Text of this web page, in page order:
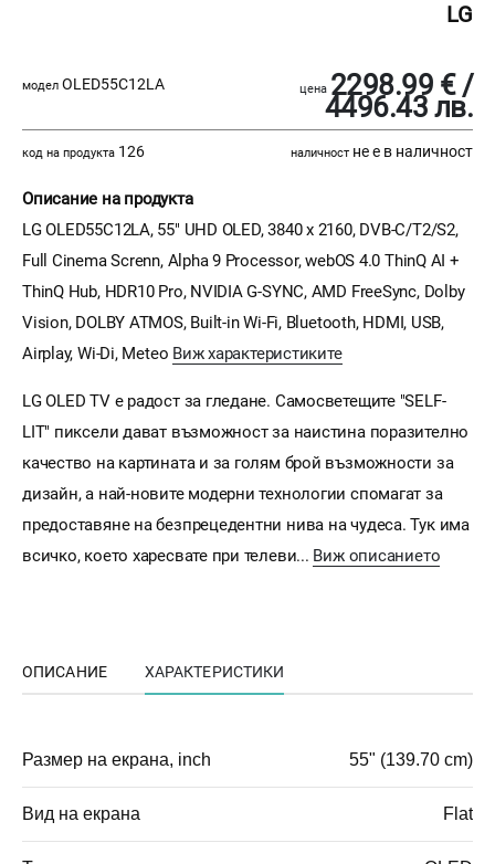
LG
модел OLED55C12LA цена 2298.99 € /
4496.43 лв.
код на продукта 126 наличност не е в наличност
Описание на продукта
LG OLED55C12LA, 55" UHD OLED, 3840 x 2160, DVB-C/T2/S2,
Full Cinema Screnn, Alpha 9 Processor, webOS 4.0 ThinQ AI +
ThinQ Hub, HDR10 Pro, NVIDIA G-SYNC, AMD FreeSync, Dolby
Vision, DOLBY ATMOS, Built-in Wi-Fi, Bluetooth, HDMI, USB,
Airplay, Wi-Di, Meteo Виж характеристиките
LG OLED TV е радост за гледане. Самосветещите "SELF-
LIT" пиксели дават възможност за наистина поразително
качество на картината и за голям брой възможности за
дизайн, а най-новите модерни технологии спомагат за
предоставяне на безпрецедентни нива на чудеса. Тук има
всичко, което харесвате при телеви... Виж описанието
ОПИСАНИЕ ХАРАКТЕРИСТИКИ
Размер на екрана, inch 55" (139.70 cm)
Вид на екрана Flat